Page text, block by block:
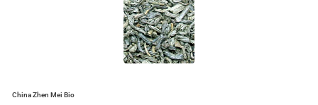
Grüner Tee aus Japan
China Zhen Mei Bio